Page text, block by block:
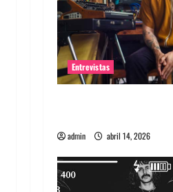
Entrevistas
admin abril 14, 2026